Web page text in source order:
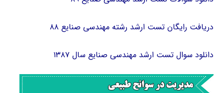
دریافت رایگان تست ارشد رشته مهندسی صنایع ۸۸
دانلود سوال تست ارشد مهندسی صنایع سال ۱۳۸۷